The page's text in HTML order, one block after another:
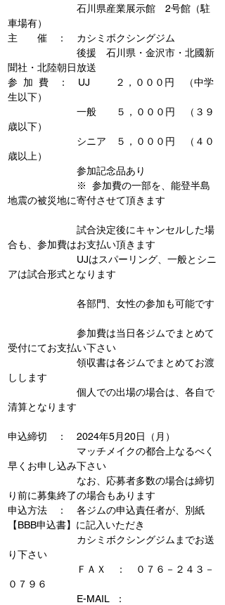
石川県産業展示館　2号館（駐
車場有）
主　　催　：　カシミボクシングジム
後援　石川県・金沢市・北國新
聞社・北陸朝日放送
参  加  費　：　UJ　　  ２，０００円　（中学
生以下）
一般　　５，０００円　（３９
歳以下）
シニア　５，０００円　（４０
歳以上）
参加記念品あり
※	参加費の一部を、能登半島
地震の被災地に寄付させて頂きます
試合決定後にキャンセルした場
合も、参加費はお支払い頂きます
UJはスパーリング、一般とシニ
アは試合形式となります
各部門、女性の参加も可能です
参加費は当日各ジムでまとめて
受付にてお支払い下さい
領収書は各ジムでまとめてお渡
しします
個人での出場の場合は、各自で
清算となります
申込締切　：　2024年5月20日（月）
マッチメイクの都合上なるべく
早くお申し込み下さい
なお、応募者多数の場合は締切
り前に募集終了の場合もあります
申込方法　：　各ジムの申込責任者が、別紙
【BBB申込書】に記入いただき
カシミボクシングジムまでお送
り下さい
ＦＡＸ　：　０７６－２４３－
０７９６
E-MAIL  ：